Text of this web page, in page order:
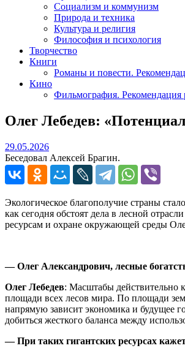
Социализм и коммунизм
Природа и техника
Культура и религия
Философия и психология
Творчество
Книги
Романы и повести.
Кино
Фильмография. Рекомендация
Олег Лебедев:
29.05.202629.05.2026
Беседовал Алексей Брагин.
Экологическое благополучие страны
как сегодня обстоят дела в лесной
ресурсам и охране окружающей среды
— Олег Александрович, лесные
Олег Лебедев: Масштабы действительно
площади всех лесов мира. По площади
напрямую зависит экономика и будущее
добиться жесткого баланса между
— При таких гигантских ресурсах